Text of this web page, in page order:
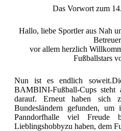
Das Vorwort zum
Hallo, liebe Sportler aus Nah
vor allem herzlich
Fußballstars
Nun ist es endlich
BAMBINI-Fußball-Cups
darauf. Erneut haben sich
Bundesländern gefunden,
Panndorfhalle viel Freude
Lieblingshobbyzu haben, dem